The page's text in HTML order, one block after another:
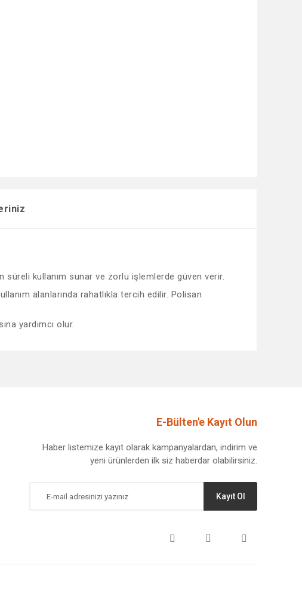
süreli kullanım sunar ve zorlu işlemlerde güven verir.
alanlarında rahatlıkla tercih edilir. Polisan
yardımcı olur.
E-Bülten'e Kayıt Olun
Haber listemize kayıt olarak kampanyalardan, indirim ve
yeni ürünlerden ilk siz haberdar olabilirsiniz.
Kayıt Ol